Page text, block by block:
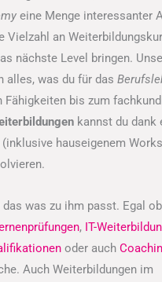
eine Menge interessanter
Vielzahl an
nächste Level bringen.
alles, was du für das
Fähigkeiten bis zum
kannst du dank
hauseigenem
was zu ihm passt. Egal ob
, IT-
oder auch
Auch Weiterbildungen im